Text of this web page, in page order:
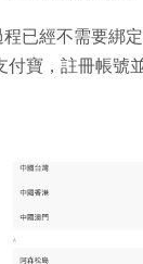
已經不需要綁
付寶，註冊帳號